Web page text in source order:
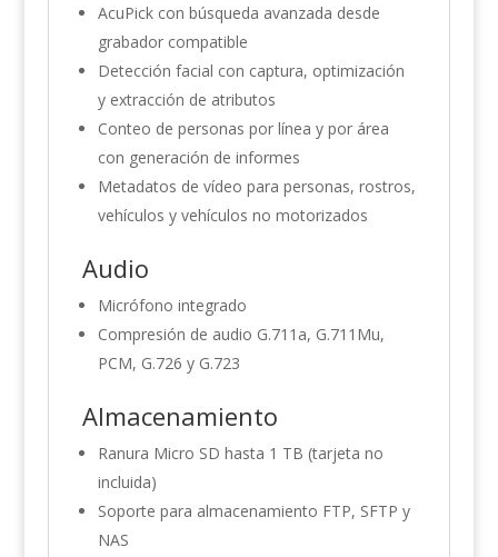
AcuPick con búsqueda avanzada desde
grabador compatible
Detección facial con captura, optimización
y extracción de atributos
Conteo de personas por línea y por área
con generación de informes
Metadatos de vídeo para personas, rostros,
vehículos y vehículos no motorizados
Audio
Micrófono integrado
Compresión de audio G.711a, G.711Mu,
PCM, G.726 y G.723
Almacenamiento
Ranura Micro SD hasta 1 TB (tarjeta no
incluida)
Soporte para almacenamiento FTP, SFTP y
NAS